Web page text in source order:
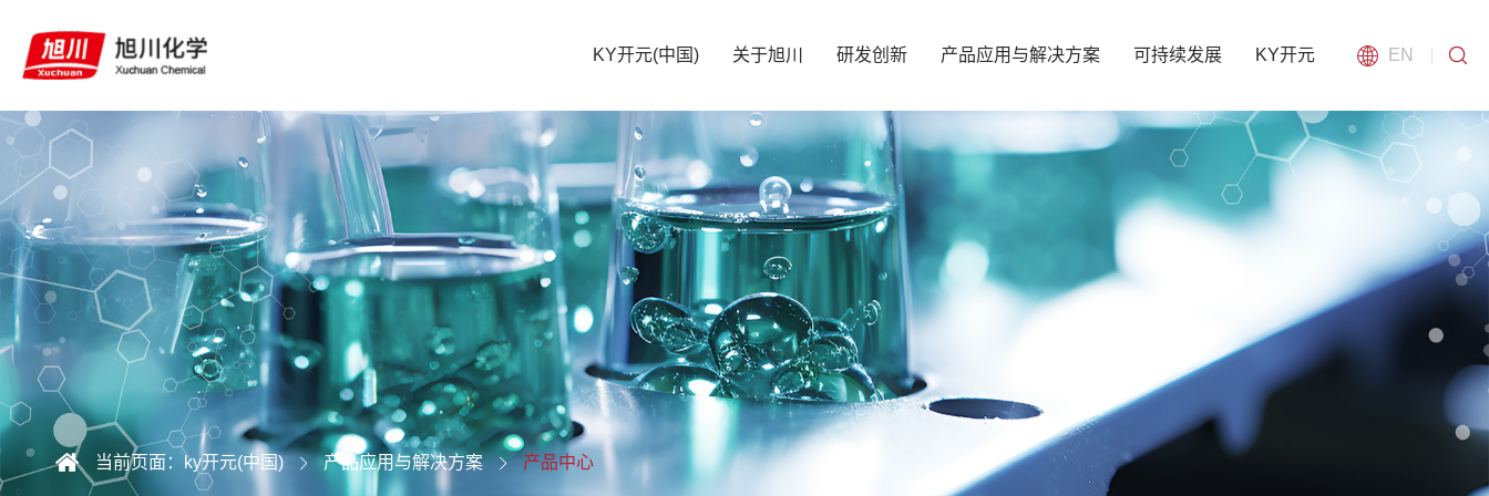
KY开元(中国) 关于旭川 研发创新 产品应用与解决方案 可持续发展 KY开元 EN
当前页面： ky开元(中国) 产品应用与解决方案 产品中心